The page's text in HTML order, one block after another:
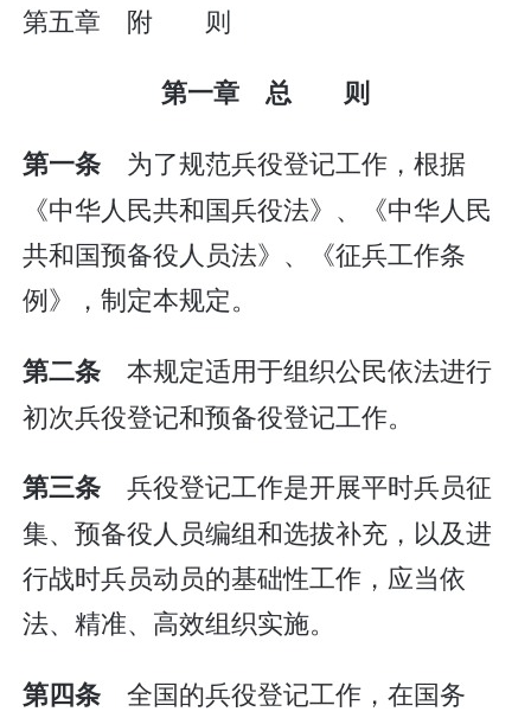
第五章 附 则
第一章 总 则
第一条 为了规范兵役登记工作，根据
《中华人民共和国兵役法》、《中华人民
共和国预备役人员法》、《征兵工作条
例》，制定本规定。
第二条本规定适用于组织公民依法进行
初次兵役登记和预备役登记工作。
第三条兵役登记工作是开展平时兵员征
集、预备役人员编组和选拔补充，以及进
行战时兵员动员的基础性工作，应当依
法、精准、高效组织实施。
第四条全国的兵役登记工作，在国务